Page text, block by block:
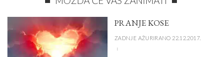
PRANJE KOSE
ZADNJE AŽURIRANO 22.12.2017.